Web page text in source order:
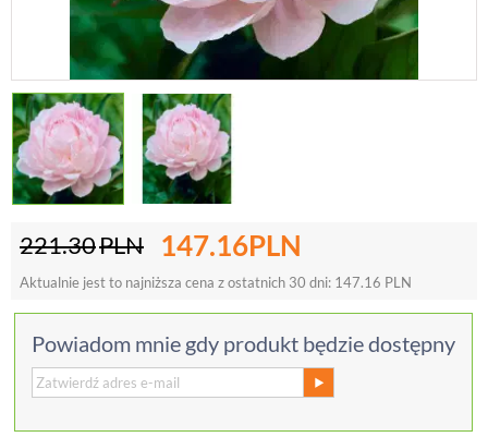
221.30PLN 147.16PLN
Aktualnie jest to najniższa cena z ostatnich 30 dni: 147.16 PLN
Powiadom mnie gdy produkt będzie dostępny